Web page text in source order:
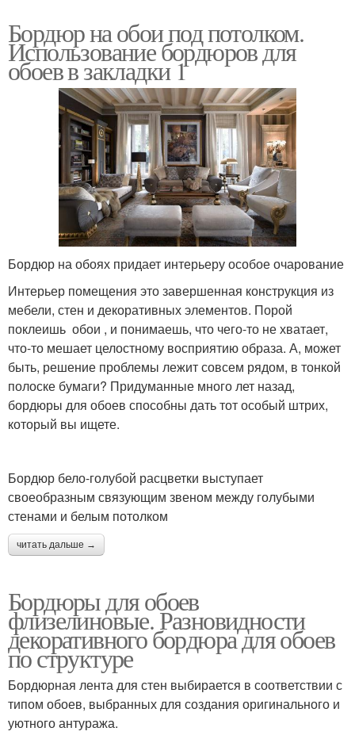
Бордюр на обои под потолком.
Использование бордюров для
обоев в закладки 1
Бордюр на обоях придает интерьеру особое очарование
Интерьер помещения это завершенная конструкция из
мебели, стен и декоративных элементов. Порой
поклеишь обои , и понимаешь, что чего-то не хватает,
что-то мешает целостному восприятию образа. А, может
быть, решение проблемы лежит совсем рядом, в тонкой
полоске бумаги? Придуманные много лет назад,
бордюры для обоев способны дать тот особый штрих,
который вы ищете.
Бордюр бело-голубой расцветки выступает
своеобразным связующим звеном между голубыми
стенами и белым потолком
читать дальше →
Бордюры для обоев
флизелиновые. Разновидности
декоративного бордюра для обоев
по структуре
Бордюрная лента для стен выбирается в соответствии с
типом обоев, выбранных для создания оригинального и
уютного антуража.